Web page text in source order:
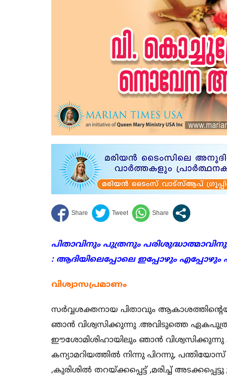
പിതാവിനും പുത്രനും
: ആദിയിലെപ്പോലെ ഇപ്പോഴും
വിശ്വാസപ്രമാണം
സര്‍വ്വശക്തനായ പിതാവും
ഞാന്‍ വിശ്വസിക്കുന്നു .അവിടുത്തെ
ഈശോമിശിഹായിലും ഞാന്‍
കന്യാമറിയത്തില്‍ നിന്നു പിറന്നു,
,കുരിശില്‍ തറയ്ക്കപ്പെട്ട് ,മരിച്ച്